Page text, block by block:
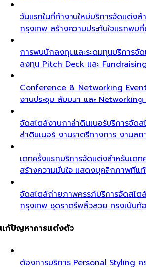
วันแรกในที่ทำงานใหม่บริการจัดแต่งส
กรุงเทพ สร้างความประทับใจแรกพบ
การพบนักลงทุนและระดมทุนบริการจั
ลงทุน Pitch Deck และ
Conference & Networking
งานประชุม สัมมนา และ Networking
จัดสไตล์งานกาล่าดินเนอร์บริการจัด
ล่าดินเนอร์ งานราตรีทางการ งานส
เดทครั้งแรกบริการจัดแต่งสำหรับเดท
สร้างความมั่นใจ แสดงบุคลิกภาพที่แ
จัดสไตล์ถ่ายภาพครรภ์บริการจัดสไต
กรุงเทพ ชุดราตรีพลิ้วสวย ทรงเน้นท้
แก้ปัญหาการแต่งตัว
ต้องการบริการ Personal Styling ค